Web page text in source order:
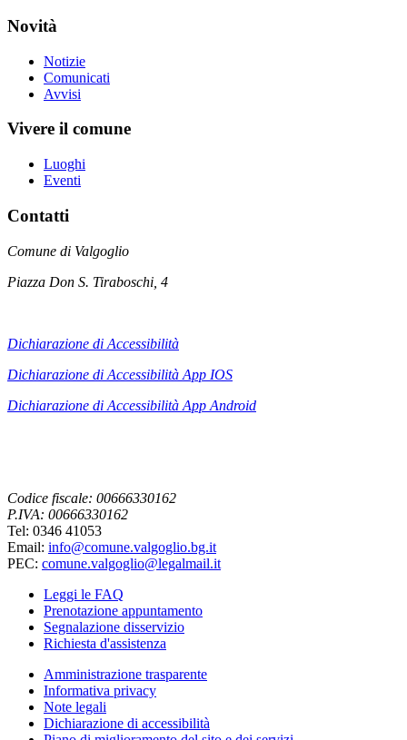
Novità
Notizie
Comunicati
Avvisi
Vivere il comune
Luoghi
Eventi
Contatti
Comune di Valgoglio
Piazza Don S. Tiraboschi, 4
Dichiarazione di Accessibilità
Dichiarazione di Accessibilità App IOS
Dichiarazione di Accessibilità App Android
Codice fiscale: 00666330162
P.IVA: 00666330162
Tel: 0346 41053
Email: info@comune.valgoglio.bg.it
PEC: comune.valgoglio@legalmail.it
Leggi le FAQ
Prenotazione appuntamento
Segnalazione disservizio
Richiesta d'assistenza
Amministrazione trasparente
Informativa privacy
Note legali
Dichiarazione di accessibilità